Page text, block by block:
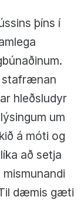
þíns í
stafrænan
hleðsludyr
um
á móti og
að setja
dæmis gæti